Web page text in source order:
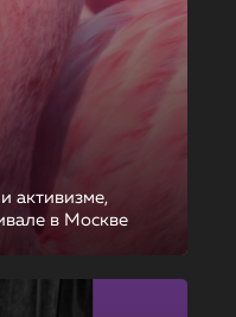
активизме,
в Москве